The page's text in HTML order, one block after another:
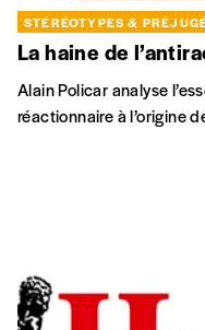
STÉRÉOTYPES &
La haine de
Alain Policar analyse
réactionnaire à l’origine